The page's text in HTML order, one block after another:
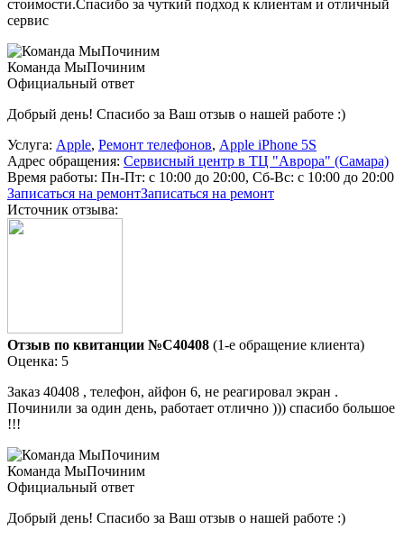
стоимости.Спасибо за чуткий подход к клиентам и отличный
сервис
Команда МыПочиним
Официальный ответ
Добрый день! Спасибо за Ваш отзыв о нашей работе :)
Услуга: Apple, Ремонт телефонов, Apple iPhone 5S
Адрес обращения: Сервисный центр в ТЦ "Аврора" (Самара)
Время работы: Пн-Пт: с 10:00 до 20:00, Сб-Вс: с 10:00 до 20:00
Записаться на ремонтЗаписаться на ремонт
Источник отзыва:
Отзыв по квитанции №C40408 (1-е обращение клиента)
Оценка: 5
Заказ 40408 , телефон, айфон 6, не реагировал экран .
Починили за один день, работает отлично ))) спасибо большое
!!!
Команда МыПочиним
Официальный ответ
Добрый день! Спасибо за Ваш отзыв о нашей работе :)